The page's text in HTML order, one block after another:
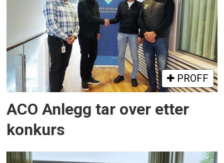
PROFF
ACO Anlegg tar over etter
konkurs